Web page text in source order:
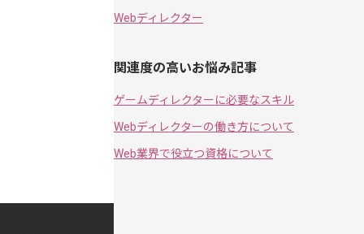
Webディレクター
関連度の高いお悩み記事
ゲームディレクターに必要なスキル
Webディレクターの働き方について
Web業界で役立つ資格について